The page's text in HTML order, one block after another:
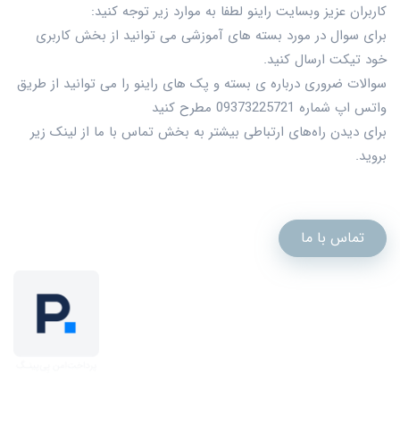
کاربران عزیز وبسایت راینو لطفا به موارد زیر توجه کنید:
برای سوال در مورد بسته های آموزشی می توانید از بخش کاربری
خود تیکت ارسال کنید.
سوالات ضروری درباره ی بسته و پک های راینو را می توانید از طریق
واتس اپ شماره 09373225721 مطرح کنید
برای دیدن راه‌های ارتباطی بیشتر به بخش تماس با ما از لینک زیر
بروید.
تماس با ما